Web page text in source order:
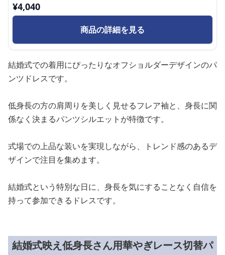
¥4,040
商品の詳細を見る
結婚式での着用にぴったりなオフショルダーデザインのパ
ンツドレスです。
低身長の方の肩周りを美しく見せるフレア袖と、身長に関
係なく決まるパンツシルエットが特徴です。
式場での上品な装いを実現しながら、トレンド感のあるデ
ザインで注目を集めます。
結婚式という特別な日に、身長を気にすることなく自信を
持って参加できるドレスです。
結婚式映え低身長さん用華やぎレース切替パ